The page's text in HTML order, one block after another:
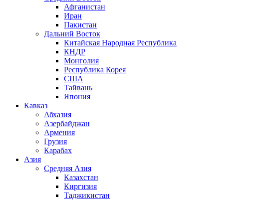
Афганистан
Иран
Пакистан
Дальний Восток
Китайская Народная Республика
КНДР
Монголия
Республика Корея
США
Тайвань
Япония
Кавказ
Абхазия
Азербайджан
Армения
Грузия
Карабах
Азия
Средняя Азия
Казахстан
Киргизия
Таджикистан